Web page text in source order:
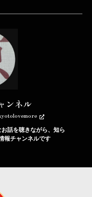
ンネル
話を聴きながら、知ら
報チャンネルです